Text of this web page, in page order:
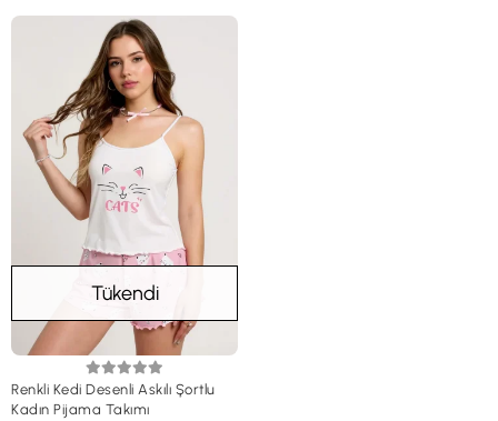
Tükendi
Renkli Kedi Desenli Askılı Şortlu
Kadın Pijama Takımı